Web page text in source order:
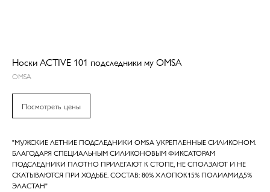
Носки ACTIVE 101 подследники му OMSA
OMSA
Посмотреть цены
"МУЖСКИЕ ЛЕТНИЕ ПОДСЛЕДНИКИ OMSA УКРЕПЛЕННЫЕ СИЛИКОНОМ.
БЛАГОДАРЯ СПЕЦИАЛЬНЫМ СИЛИКОНОВЫМ ФИКСАТОРАМ
ПОДСЛЕДНИКИ ПЛОТНО ПРИЛЕГАЮТ К СТОПЕ, НЕ СПОЛЗАЮТ И НЕ
СКАТЫВАЮТСЯ ПРИ ХОДЬБЕ. СОСТАВ: 80% ХЛОПОК15% ПОЛИАМИД5%
ЭЛАСТАН"